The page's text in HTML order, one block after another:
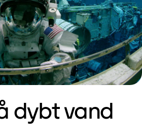
dybt vand